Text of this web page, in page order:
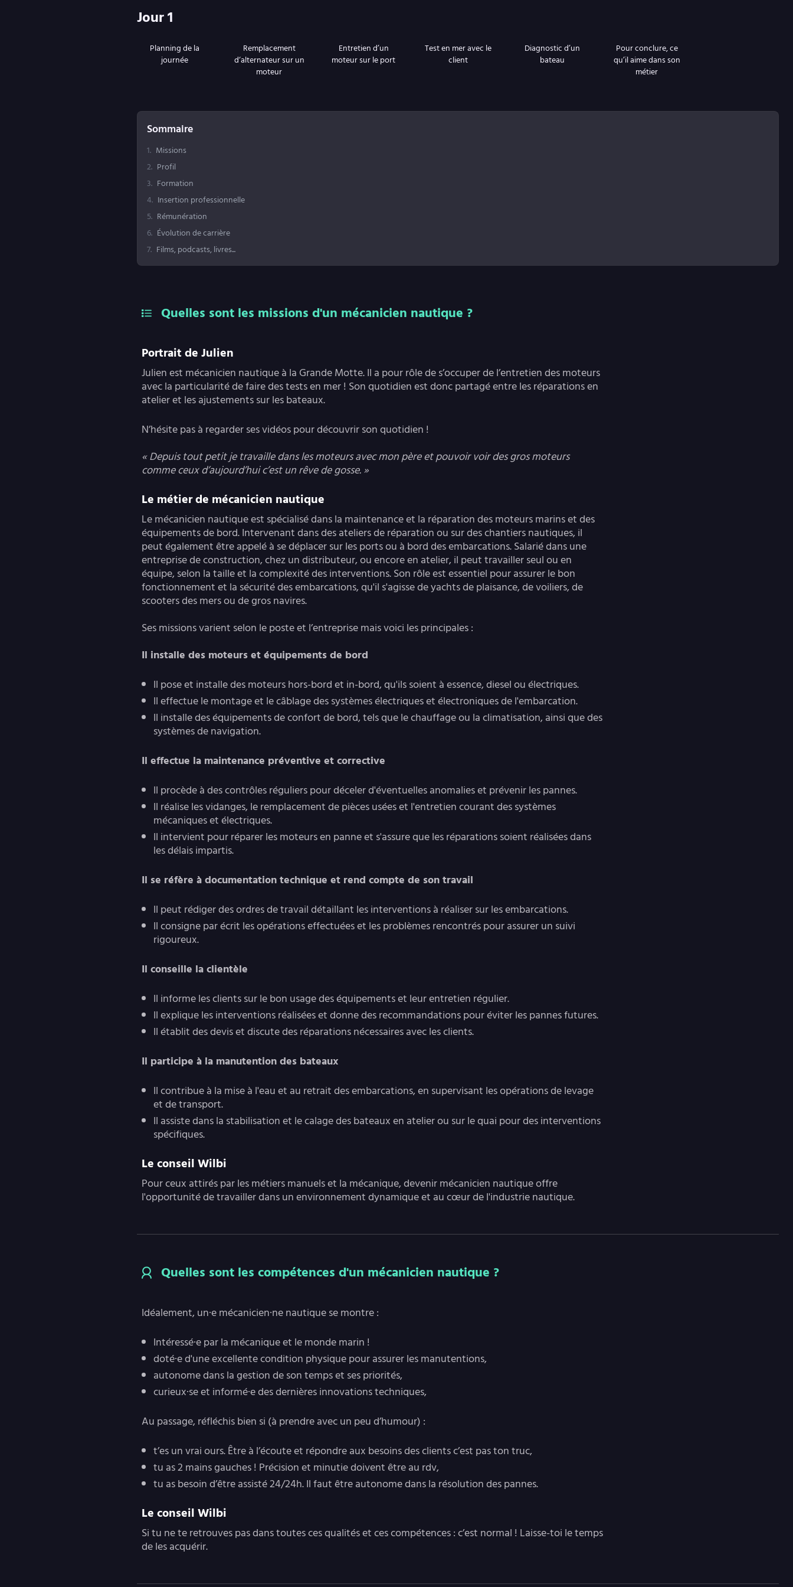
Jour 1
Planning de la
journée
Remplacement
d‘alternateur sur un
moteur
Entretien d’un
moteur sur le port
Test en mer avec le
client
Diagnostic d’un
bateau
Pour conclure, ce
qu’il aime dans son
métier
Sommaire
1. Missions
2. Profil
3. Formation
4. Insertion professionnelle
5. Rémunération
6. Évolution de carrière
7. Films, podcasts, livres...
Quelles sont les missions d'un mécanicien nautique ?
Portrait de Julien
Julien est mécanicien nautique à la Grande Motte. Il a pour rôle de s’occuper de l’entretien des moteurs
avec la particularité de faire des tests en mer ! Son quotidien est donc partagé entre les réparations en
atelier et les ajustements sur les bateaux.
N’hésite pas à regarder ses vidéos pour découvrir son quotidien !
« Depuis tout petit je travaille dans les moteurs avec mon père et pouvoir voir des gros moteurs
comme ceux d’aujourd’hui c’est un rêve de gosse. »
Le métier de mécanicien nautique
Le mécanicien nautique est spécialisé dans la maintenance et la réparation des moteurs marins et des
équipements de bord. Intervenant dans des ateliers de réparation ou sur des chantiers nautiques, il
peut également être appelé à se déplacer sur les ports ou à bord des embarcations. Salarié dans une
entreprise de construction, chez un distributeur, ou encore en atelier, il peut travailler seul ou en
équipe, selon la taille et la complexité des interventions. Son rôle est essentiel pour assurer le bon
fonctionnement et la sécurité des embarcations, qu'il s'agisse de yachts de plaisance, de voiliers, de
scooters des mers ou de gros navires.
Ses missions varient selon le poste et l’entreprise mais voici les principales :
Il installe des moteurs et équipements de bord
Il pose et installe des moteurs hors-bord et in-bord, qu'ils soient à essence, diesel ou électriques.
Il effectue le montage et le câblage des systèmes électriques et électroniques de l'embarcation.
Il installe des équipements de confort de bord, tels que le chauffage ou la climatisation, ainsi que des
systèmes de navigation.
Il effectue la maintenance préventive et corrective
Il procède à des contrôles réguliers pour déceler d'éventuelles anomalies et prévenir les pannes.
Il réalise les vidanges, le remplacement de pièces usées et l'entretien courant des systèmes
mécaniques et électriques.
Il intervient pour réparer les moteurs en panne et s'assure que les réparations soient réalisées dans
les délais impartis.
Il se réfère à documentation technique et rend compte de son travail
Il peut rédiger des ordres de travail détaillant les interventions à réaliser sur les embarcations.
Il consigne par écrit les opérations effectuées et les problèmes rencontrés pour assurer un suivi
rigoureux.
Il conseille la clientèle
Il informe les clients sur le bon usage des équipements et leur entretien régulier.
Il explique les interventions réalisées et donne des recommandations pour éviter les pannes futures.
Il établit des devis et discute des réparations nécessaires avec les clients.
Il participe à la manutention des bateaux
Il contribue à la mise à l'eau et au retrait des embarcations, en supervisant les opérations de levage
et de transport.
Il assiste dans la stabilisation et le calage des bateaux en atelier ou sur le quai pour des interventions
spécifiques.
Le conseil Wilbi
Pour ceux attirés par les métiers manuels et la mécanique, devenir mécanicien nautique offre
l'opportunité de travailler dans un environnement dynamique et au cœur de l'industrie nautique.
Quelles sont les compétences d'un mécanicien nautique ?
Idéalement, un·e mécanicien·ne nautique se montre :
Intéressé·e par la mécanique et le monde marin !
doté·e d'une excellente condition physique pour assurer les manutentions,
autonome dans la gestion de son temps et ses priorités,
curieux·se et informé·e des dernières innovations techniques,
Au passage, réfléchis bien si (à prendre avec un peu d’humour) :
t’es un vrai ours. Être à l’écoute et répondre aux besoins des clients c’est pas ton truc,
tu as 2 mains gauches ! Précision et minutie doivent être au rdv,
tu as besoin d’être assisté 24/24h. Il faut être autonome dans la résolution des pannes.
Le conseil Wilbi
Si tu ne te retrouves pas dans toutes ces qualités et ces compétences : c’est normal ! Laisse-toi le temps
de les acquérir.